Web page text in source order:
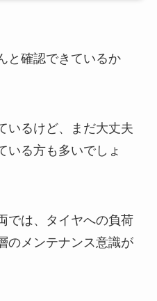
と確認できているか
いるけど、まだ大丈夫
いる方も多いでしょ
では、タイヤへの負荷
のメンテナンス意識が